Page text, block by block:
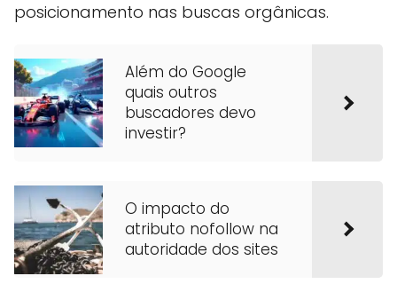
posicionamento nas buscas orgânicas.
Além do Google
quais outros
buscadores devo
investir?
O impacto do
atributo nofollow na
autoridade dos sites